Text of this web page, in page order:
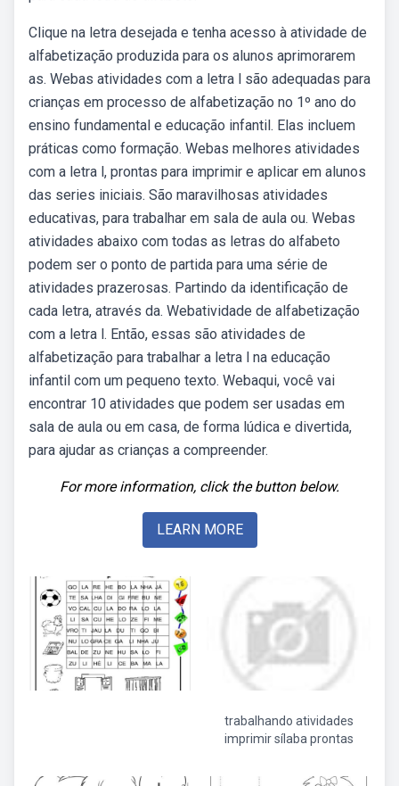
Clique na letra desejada e tenha acesso à atividade de
alfabetização produzida para os alunos aprimorarem
as. Webas atividades com a letra l são adequadas para
crianças em processo de alfabetização no 1º ano do
ensino fundamental e educação infantil. Elas incluem
práticas como formação. Webas melhores atividades
com a letra l, prontas para imprimir e aplicar em alunos
das series iniciais. São maravilhosas atividades
educativas, para trabalhar em sala de aula ou. Webas
atividades abaixo com todas as letras do alfabeto
podem ser o ponto de partida para uma série de
atividades prazerosas. Partindo da identificação de
cada letra, através da. Webatividade de alfabetização
com a letra l. Então, essas são atividades de
alfabetização para trabalhar a letra l na educação
infantil com um pequeno texto. Webaqui, você vai
encontrar 10 atividades que podem ser usadas em
sala de aula ou em casa, de forma lúdica e divertida,
para ajudar as crianças a compreender.
For more information, click the button below.
LEARN MORE
trabalhando atividades
imprimir sílaba prontas